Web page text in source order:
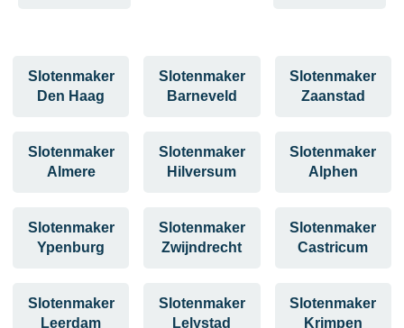
Slotenmaker
Den Haag
Slotenmaker
Barneveld
Slotenmaker
Zaanstad
Slotenmaker
Almere
Slotenmaker
Hilversum
Slotenmaker
Alphen
Slotenmaker
Ypenburg
Slotenmaker
Zwijndrecht
Slotenmaker
Castricum
Slotenmaker
Leerdam
Slotenmaker
Lelystad
Slotenmaker
Krimpen